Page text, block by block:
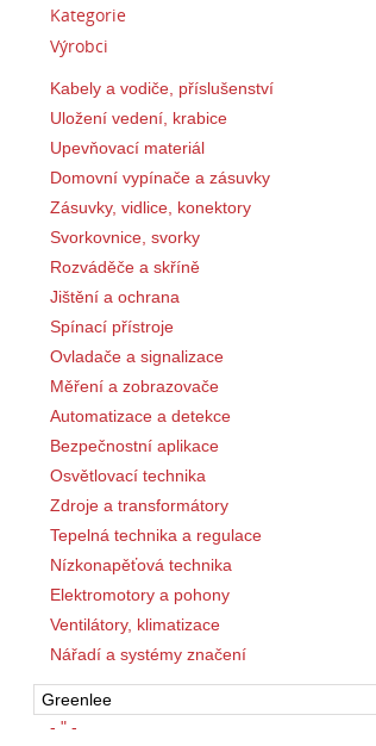
Kategorie
Výrobci
Kabely a vodiče, příslušenství
Uložení vedení, krabice
Upevňovací materiál
Domovní vypínače a zásuvky
Zásuvky, vidlice, konektory
Svorkovnice, svorky
Rozváděče a skříně
Jištění a ochrana
Spínací přístroje
Ovladače a signalizace
Měření a zobrazovače
Automatizace a detekce
Bezpečnostní aplikace
Osvětlovací technika
Zdroje a transformátory
Tepelná technika a regulace
Nízkonapěťová technika
Elektromotory a pohony
Ventilátory, klimatizace
Nářadí a systémy značení
- " -